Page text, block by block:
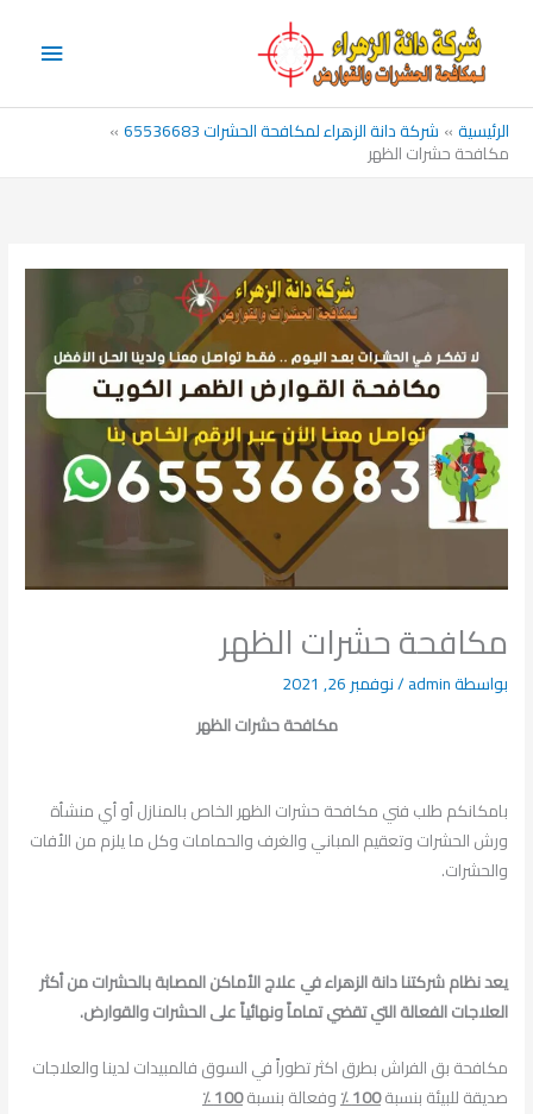
المحتوى
الرئيسية شركة دانة الزهراء لمكافحة الحشرات 65536683
مكافحة حشرات الظهر
مكافحة حشرات الظهر
بواسطةadmin
/نوفمبر 26, 2021
مكافحة حشرات الظهر
بامكانكم طلب فني مكافحة حشرات الظهر الخاص بالمنازل أو أي منشأة
ورش الحشرات وتعقيم المباني والغرف والحمامات وكل ما يلزم من الأفات
والحشرات.
يعد نظام شركتنا دانة الزهراء في علاج الأماكن المصابة بالحشرات من أكثر
العلاجات الفعالة التي تقضي تماماً ونهائياً على الحشرات والقوارض.
مكافحة بق الفراش بطرق اكثر تطوراً في السوق فالمبيدات لدينا والعلاجات
صديقة للبيئة بنسبة100 ٪ وفعالة بنسبة100 ٪